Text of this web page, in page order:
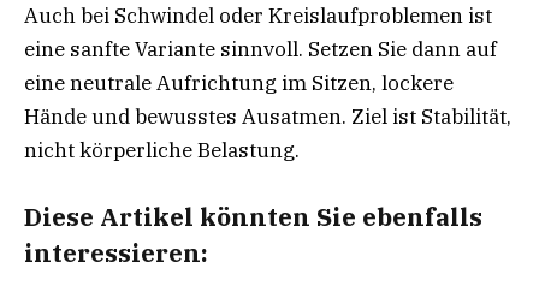
Auch bei Schwindel oder Kreislaufproblemen ist
eine sanfte Variante sinnvoll. Setzen Sie dann auf
eine neutrale Aufrichtung im Sitzen, lockere
Hände und bewusstes Ausatmen. Ziel ist Stabilität,
nicht körperliche Belastung.
Diese Artikel könnten Sie ebenfalls
interessieren: